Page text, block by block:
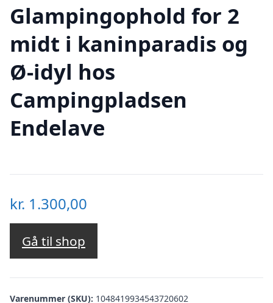
Glampingophold for 2
midt i kaninparadis og
Ø-idyl hos
Campingpladsen
Endelave
kr. 1.300,00
Gå til shop
Varenummer (SKU): 1048419934543720602